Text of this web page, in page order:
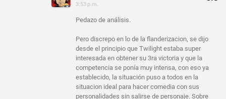
3:53 p.m.
Pedazo de análisis.
Pero discrepo en lo de la flanderizacion, se dijo
desde el principio que Twilight estaba super
interesada en obtener su 3ra victoria y que la
competencia se ponía muy intensa, con eso ya
establecido, la situación puso a todos en la
situacion ideal para hacer comedia con sus
personalidades sin salirse de personaje. Sobre